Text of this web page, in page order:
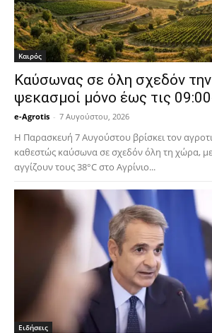
Καιρός
Καύσωνας σε όλη σχεδόν
ψεκασμοί μόνο έως τις
e-Agrotis - 7 Αυγούστου, 2026
Η Παρασκευή 7 Αυγούστου βρίσκει τον
καθεστώς καύσωνα σε σχεδόν όλη τη χώρα,
αγγίζουν τους 38°C στο Αγρίνιο...
Ειδήσεις